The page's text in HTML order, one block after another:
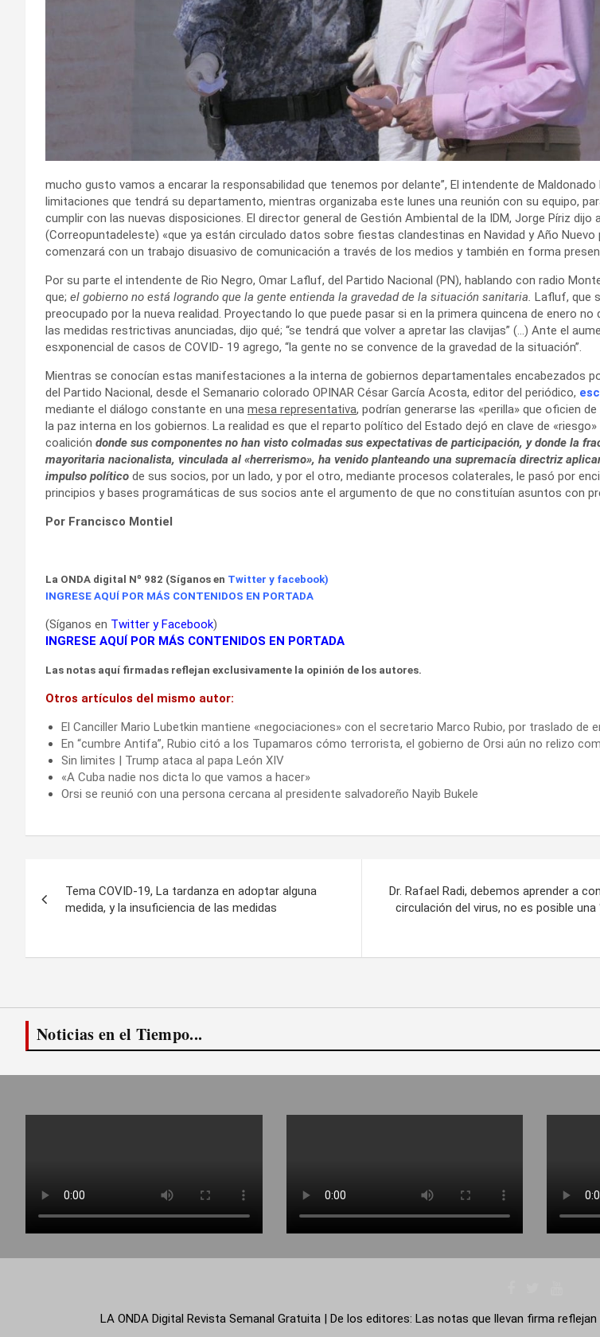
mucho gusto vamos a encarar la responsabilidad que tenemos por delante”, El intendente de Maldonado
limitaciones que tendrá su departamento, mientras organizaba este lunes una reunión con su equipo,
cumplir con las nuevas disposiciones. El director general de Gestión Ambiental de la IDM, Jorge Píriz dijo
(Correopuntadeleste) «que ya están circulado datos sobre fiestas clandestinas en Navidad y Año Nuevo
comenzará con un trabajo disuasivo de comunicación a través de los medios y también en forma
Por su parte el intendente de Rio Negro, Omar Lafluf, del Partido Nacional (PN), hablando con radio
que; el gobierno no está logrando que la gente entienda la gravedad de la situación sanitaria. Lafluf, que
preocupado por la nueva realidad. Proyectando lo que puede pasar si en la primera quincena de enero no
las medidas restrictivas anunciadas, dijo qué; “se tendrá que volver a apretar las clavijas” (…) Ante el
esxponencial de casos de COVID- 19 agrego, “la gente no se convence de la gravedad de la situación”.
Mientras se conocían estas manifestaciones a la interna de gobiernos departamentales encabezados
del Partido Nacional, desde el Semanario colorado OPINAR César García Acosta, editor del periódico,
mediante el diálogo constante en una mesa representativa, podrían generarse las «perilla» que oficien
la paz interna en los gobiernos. La realidad es que el reparto político del Estado dejó en clave de «riesgo»
coalición donde sus componentes no han visto colmadas sus expectativas de participación, y donde la
mayoritaria nacionalista, vinculada al «herrerismo», ha venido planteando una supremacía directriz
impulso político de sus socios, por un lado, y por el otro, mediante procesos colaterales, le pasó por
principios y bases programáticas de sus socios ante el argumento de que no constituían asuntos con
Por Francisco Montiel
La ONDA digital Nº 982 (Síganos en Twitter y facebook)
INGRESE AQUÍ POR MÁS CONTENIDOS EN PORTADA
(Síganos en Twitter yFacebook)
INGRESE AQUÍ POR MÁS CONTENIDOS EN PORTADA
Las notas aquí firmadas reflejan exclusivamente la opinión de los autores.
Otros artículos del mismo autor:
El Canciller Mario Lubetkin mantiene «negociaciones» con el secretario Marco Rubio, por traslado de
En “cumbre Antifa”, Rubio citó a los Tupamaros cómo terrorista, el gobierno de Orsi aún no relizo
Sin limites | Trump ataca al papa León XIV
«A Cuba nadie nos dicta lo que vamos a hacer»
Orsi se reunió con una persona cercana al presidente salvadoreño Nayib Bukele
de
Tema COVID-19, La tardanza en adoptar alguna
medida, y la insuficiencia de las medidas
Dr. Rafael Radi, debemos aprender a
circulación del virus, no es posible una
Noticias en el Tiempo...
LA ONDA Digital Revista Semanal Gratuita | De los editores: Las notas que llevan firma